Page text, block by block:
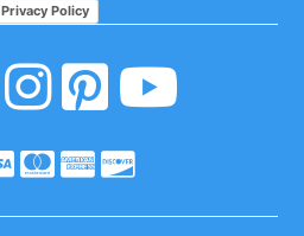
Privacy Policy